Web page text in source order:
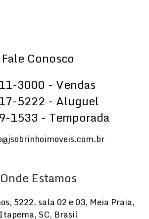
Fale Conosco
3000 - Vendas
5222 - Aluguel
1533 - Temporada
Onde Estamos
, 5222, sala 02 e 03, Meia Praia,
Itapema, SC, Brasil